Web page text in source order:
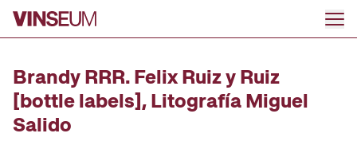
Go to content
Brandy RRR. Felix Ruiz y Ruiz
[bottle labels], Litografía Miguel
Salido